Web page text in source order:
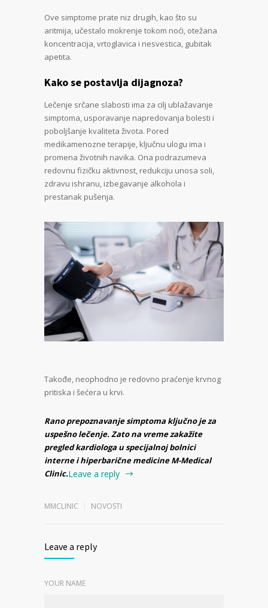
Ove simptome prate niz drugih, kao što su
aritmija, učestalo mokrenje tokom noći, otežana
koncentracija, vrtoglavica i nesvestica, gubitak
apetita.
Kako se postavlja dijagnoza?
Lečenje srčane slabosti ima za cilj ublažavanje
simptoma, usporavanje napredovanja bolesti i
poboljšanje kvaliteta života. Pored
medikamenozne terapije, ključnu ulogu ima i
promena životnih navika. Ona podrazumeva
redovnu fizičku aktivnost, redukciju unosa soli,
zdravu ishranu, izbegavanje alkohola i
prestanak pušenja.
Takođe, neophodno je redovno praćenje krvnog
pritiska i šećera u krvi.
Rano prepoznavanje simptoma ključno je za
uspešno lečenje. Zato na vreme zakažite
pregled kardiologau specijalnoj bolnici
interne i hiperbarične medicine M-Medical
Clinic.Leave a reply
MMCLINIC NOVOSTI
Leave a reply
YOUR NAME